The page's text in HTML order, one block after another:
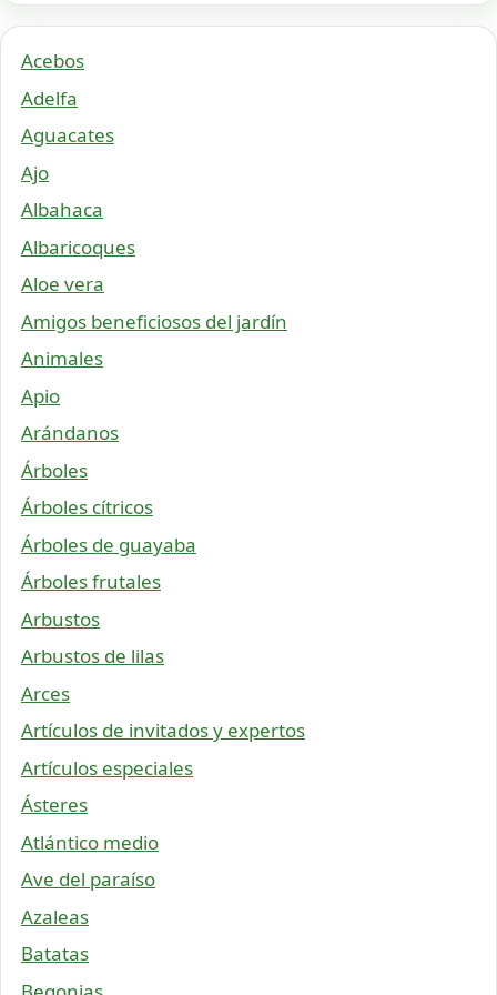
Acebos
Adelfa
Aguacates
Ajo
Albahaca
Albaricoques
Aloe vera
Amigos beneficiosos del jardín
Animales
Apio
Arándanos
Árboles
Árboles cítricos
Árboles de guayaba
Árboles frutales
Arbustos
Arbustos de lilas
Arces
Artículos de invitados y expertos
Artículos especiales
Ásteres
Atlántico medio
Ave del paraíso
Azaleas
Batatas